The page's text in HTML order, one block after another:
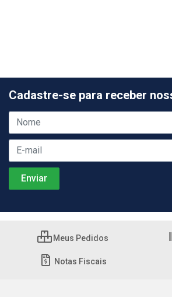
Cadastre-se para receber
Meus Pedidos
Notas Fiscais